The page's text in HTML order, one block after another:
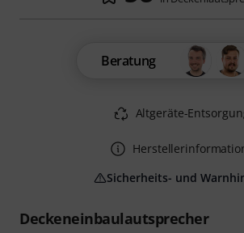
Deckeneinbaulautsprecher
Beratung
Altgeräte-
Sicherheits- und